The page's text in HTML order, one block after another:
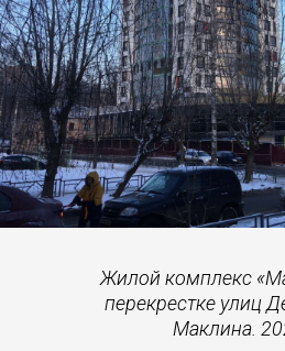
Жилой комплекс
перекрестке улиц
Маклина.